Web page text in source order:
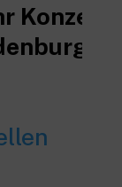
Konzert